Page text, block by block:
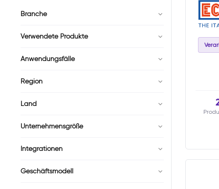
Branche
Verwendete Produkte
Anwendungsfälle
Region
Land
Unternehmensgröße
Integrationen
Geschäftsmodell